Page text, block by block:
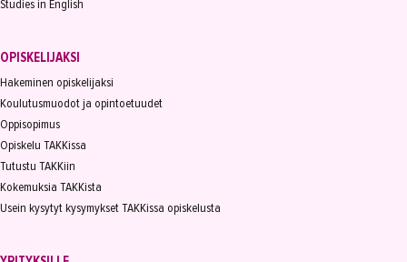
Studies in English
OPISKELIJAKSI
Hakeminen opiskelijaksi
Koulutusmuodot ja opintoetuudet
Oppisopimus
Opiskelu TAKKissa
Tutustu TAKKiin
Kokemuksia TAKKista
Usein kysytyt kysymykset TAKKissa opiskelusta